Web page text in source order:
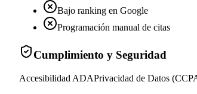
Bajo ranking en Google
Programación manual de citas
Cumplimiento y Seguridad
Accesibilidad ADAPrivacidad de Datos